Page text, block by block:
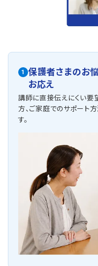
1 保護者さまのお
お応え
講師に直接伝えにくい要
方、ご家庭でのサポート
す。